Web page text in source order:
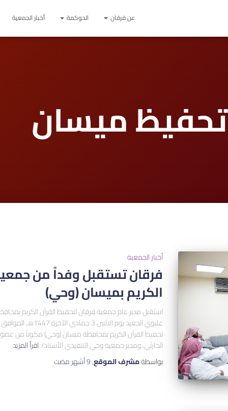
عن فرقان الحوكمة أخبار الجمعية
تحفيظ ميسان
أخبار الجمعية
فرقان تستقبل وفداً من
الكريم بميسان (وحي)
استقبل مدير عام جمعية فرقان لتحفيظ القرآن الكريم
تحفيظ القرآن الكريم بمحافظة ميسان (وحي) مكوناً من عضو
الحارثي، ومدير جمعية وحي التنفيذي الأستاذ/ اقرأ المزيد
بواسطةمشرف الموقع,9 أشهر مضت